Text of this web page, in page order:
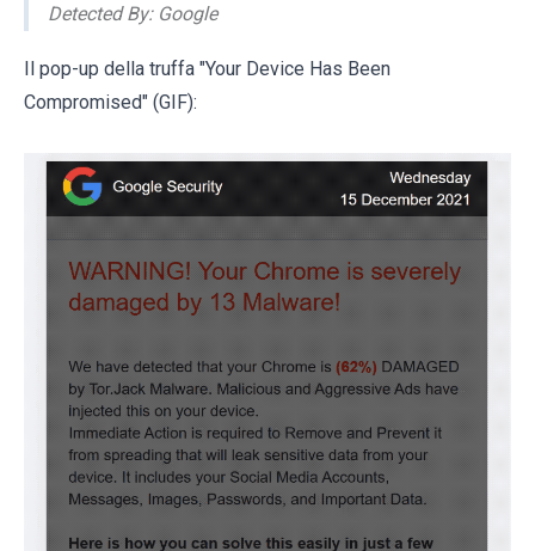
Detected By: Google
Il pop-up della truffa "Your Device Has Been
Compromised" (GIF):